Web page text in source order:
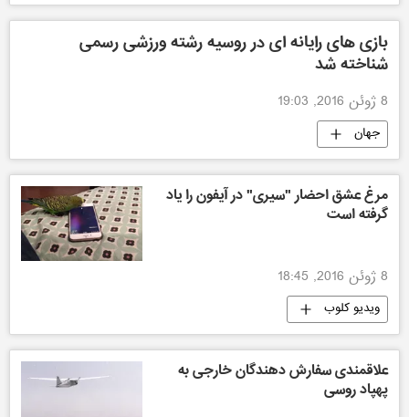
بازی های رایانه ای در روسیه رشته ورزشی رسمی
شناخته شد
8 ژوئن 2016, 19:03
جهان
مرغ عشق احضار "سیری" در آیفون را یاد
گرفته است
8 ژوئن 2016, 18:45
ویدیو کلوب
علاقمندی سفارش دهندگان خارجی به
پهپاد روسی